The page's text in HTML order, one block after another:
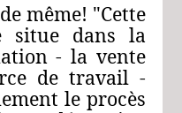
même! "Cette
situe dans la
‑ la vente
de travail ‑
le procès